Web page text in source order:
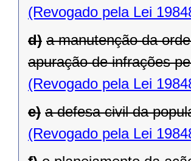
(Revogado pela Lei
d) a manutenção da
apuração de infrações
(Revogado pela Lei
e) a defesa civil da
(Revogado pela Lei